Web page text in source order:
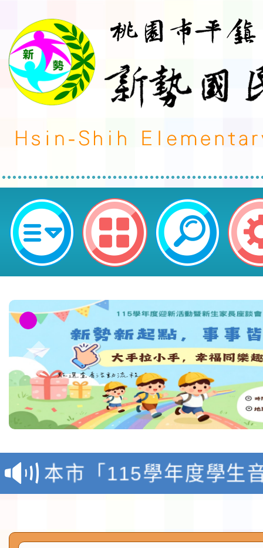
文化部「文化部語言友善環境及創
助作業要點」-桃園市平鎮區新勢
檢送「桃園市115學年
賽實施要點」1份
本市「115學年度學生
程安排一案
「桃園市補助參觀特色
展演活動實施計畫」
社團法人中華民國畫廊